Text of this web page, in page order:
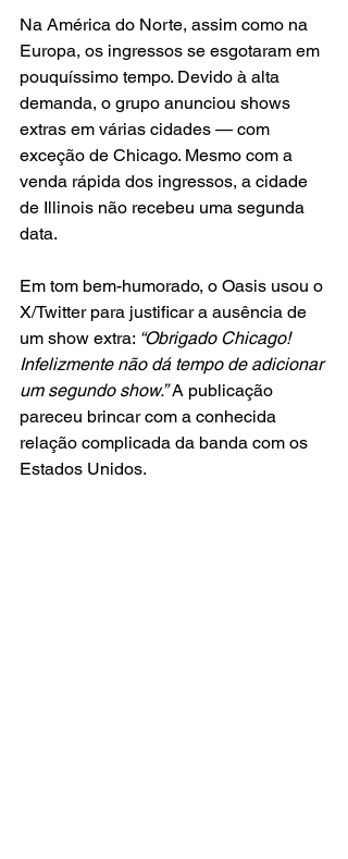
Na América do Norte, assim como na
Europa, os ingressos se esgotaram em
pouquíssimo tempo. Devido à alta
demanda, o grupo anunciou shows
extras em várias cidades — com
exceção de Chicago. Mesmo com a
venda rápida dos ingressos, a cidade
de Illinois não recebeu uma segunda
data.
Em tom bem-humorado, o Oasis usou o
X/Twitter para justificar a ausência de
um show extra: “Obrigado Chicago!
Infelizmente não dá tempo de adicionar
um segundo show.” A publicação
pareceu brincar com a conhecida
relação complicada da banda com os
Estados Unidos.